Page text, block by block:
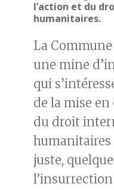
l’action et du
humanitaires.
La
une mine
qui
de la mise en
du droit
humanitaires
juste,